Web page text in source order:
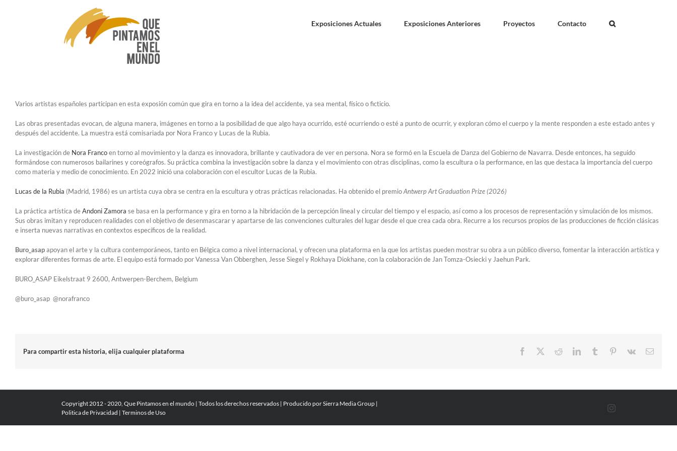
Exposiciones Actuales Exposiciones Anteriores Proyectos Contacto
Varios artistas españoles participan en esta exposión común que gira en torno a la idea del accidente, ya sea mental, físico o ficticio.
Las obras presentadas evocan, de alguna manera, imágenes en torno a la posibilidad de que algo haya ocurrido, esté ocurriendo o esté a punto de ocurrir, y exploran cómo el cuerpo y la mente responden a este estado antes y
después del accidente. La muestra está comisariada por Nora Franco y Lucas de la Rubia.
La investigación de Nora Francoen torno al movimiento y la danza es innovadora, brillante y cautivadora de ver en persona. Nora se formó en la Escuela de Danza del Gobierno de Navarra. Desde entonces, ha seguido
formándose con numerosos bailarines y coreógrafos. Su práctica combina la investigación sobre la danza y el movimiento con otras disciplinas, como la escultura o la performance, en las que destaca la importancia del cuerpo
como materia y medio de conocimiento. En 2022 inició una colaboración con el escultor Lucas de la Rubia.
Lucas de la Rubia (Madrid, 1986) es un artista cuya obra se centra en la escultura y otras prácticas relacionadas. Ha obtenido el premioAntwerp Art Graduation Prize (2026)
La práctica artística deAndoni Zamora se basa en la performance y gira en torno a la hibridación de la percepción lineal y circular del tiempo y el espacio, así como a los procesos de representación y simulación de los mismos.
Sus obras imitan y reproducen realidades con el objetivo de desenmascarar y apartarse de las convenciones culturales del lugar desde el que crea cada obra. Recurre a los recursos propios de las producciones de ficción clásicas
e inserta nuevas narrativas en contextos específicos de la realidad.
Buro_asapapoyan el arte y la cultura contemporáneos, tanto en Bélgica como a nivel internacional, y ofrecen una plataforma en la que los artistas pueden mostrar su obra a un público diverso, fomentar la interacción artística y
explorar diferentes formas de arte. El equipo está formado por Vanessa Van Obberghen, Jesse Siegel y Rokhaya Diokhane, con la colaboración de Jan Tomza-Osiecki y Jaehun Park.
BURO_ASAP Eikelstraat 9 2600, Antwerpen-Berchem, Belgium
@buro_asap @norafranco
Para compartir esta historia, elija cualquier plataforma Facebook RedditLinkedInTumblr Pinterest
Vk
Correo
Copyright 2012 - 2020, Que Pintamos en el mundo | Todos los derechos reservados | Producido porSierra Media Group |
Politica de Privacidad | Terminos de Uso
Instagram